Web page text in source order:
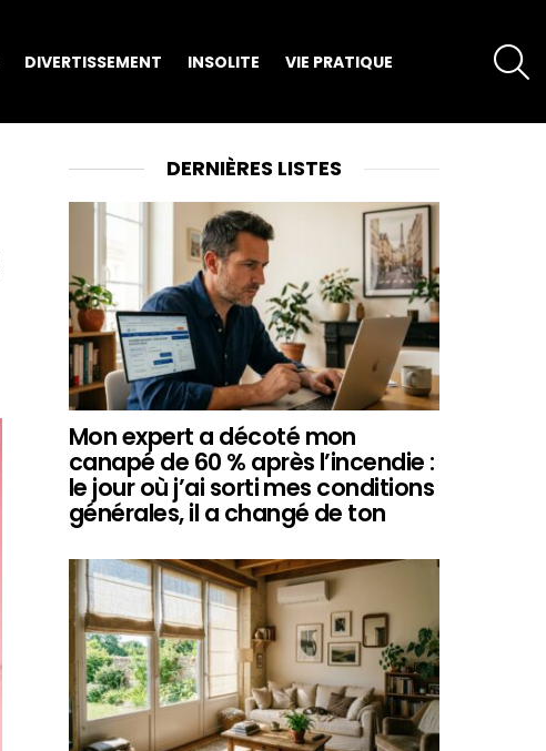
DIVERTISSEMENT INSOLITE VIE PRATIQUE
DERNIÈRES LISTES
Mon expert a décoté mon
canapé de 60 % après l’incendie :
le jour où j’ai sorti mes conditions
générales, il a changé de ton